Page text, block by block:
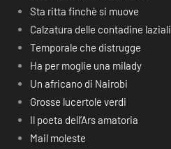
Sta ritta finchè si muove
Calzatura delle contadine laziali
Temporale che distrugge
Ha per moglie una milady
Un africano di Nairobi
Grosse lucertole verdi
Il poeta dell’Ars amatoria
Mail moleste